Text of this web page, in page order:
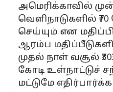
அமெரிக்காவில்
வெளிநாடுகளில்
செய்யும் என
ஆரம்ப
முதல் நாள் வசூல்
கோடி உள்நாட்டுச்
மட்டுமே